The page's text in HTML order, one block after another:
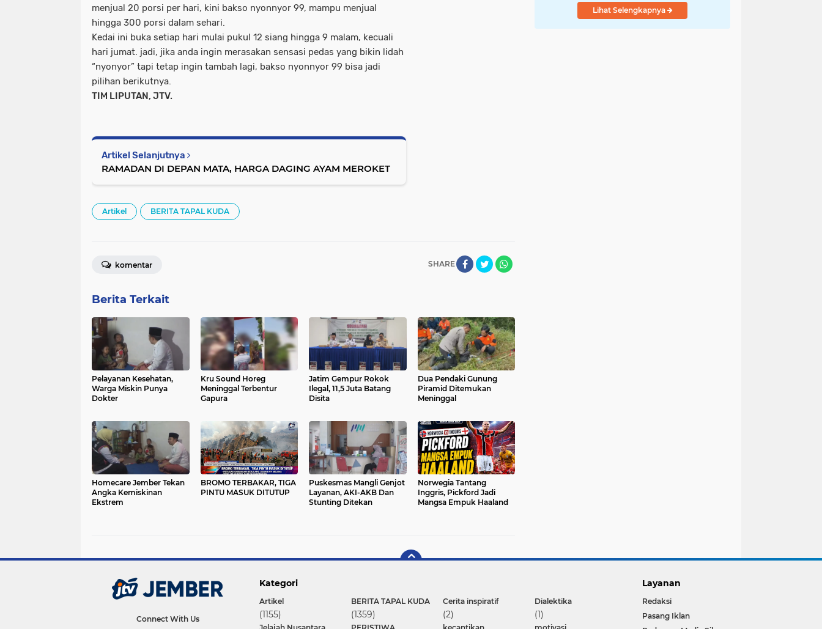
menjual 20 porsi per hari, kini bakso nyonnyor 99, mampu menjual
hingga 300 porsi dalam sehari.
Kedai ini buka setiap hari mulai pukul 12 siang hingga 9 malam, kecuali
hari jumat. jadi, jika anda ingin merasakan sensasi pedas yang bikin lidah
“nyonyor” tapi tetap ingin tambah lagi, bakso nyonnyor 99 bisa jadi
pilihan berikutnya.
TIM LIPUTAN, JTV.
Artikel Selanjutnya
RAMADAN DI DEPAN MATA, HARGA DAGING AYAM MEROKET
Artikel BERITA TAPAL KUDA
SHARE
komentar
Berita Terkait
Pelayanan Kesehatan,
Warga Miskin Punya
Dokter
Kru Sound Horeg
Meninggal Terbentur
Gapura
Jatim Gempur Rokok
Ilegal, 11,5 Juta Batang
Disita
Dua Pendaki Gunung
Piramid Ditemukan
Meninggal
Homecare Jember Tekan
Angka Kemiskinan
Ekstrem
BROMO TERBAKAR, TIGA
PINTU MASUK DITUTUP
Puskesmas Mangli Genjot
Layanan, AKI-AKB Dan
Stunting Ditekan
Norwegia Tantang
Inggris, Pickford Jadi
Mangsa Empuk Haaland
Lihat Selengkapnya
Connect With Us
Kategori
Artikel
(1155)
BERITA TAPAL KUDA
(1359)
Cerita inspiratif
(2)
Dialektika
(1)
Layanan
Redaksi
Pasang Iklan